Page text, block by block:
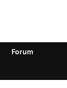
Forum